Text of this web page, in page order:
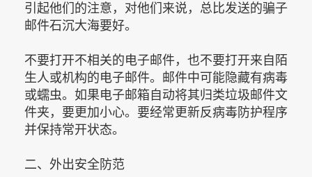
引起他们的注意，对他们来说，总比发送的骗子
邮件石沉大海要好。
不要打开不相关的电子邮件，也不要打开来自陌
生人或机构的电子邮件。邮件中可能隐藏有病毒
或蠕虫。如果电子邮箱自动将其归类垃圾邮件文
件夹，要更加小心。要经常更新反病毒防护程序
并保持常开状态。
二、外出安全防范